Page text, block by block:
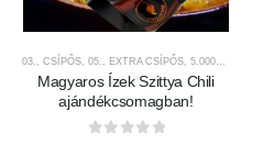
03., CSÍPŐS, 05., EXTRA CSÍPŐS, 5.000FT-9.999FT KÖZÖTT
Magyaros Ízek Szittya Chili
ajándékcsomagban!